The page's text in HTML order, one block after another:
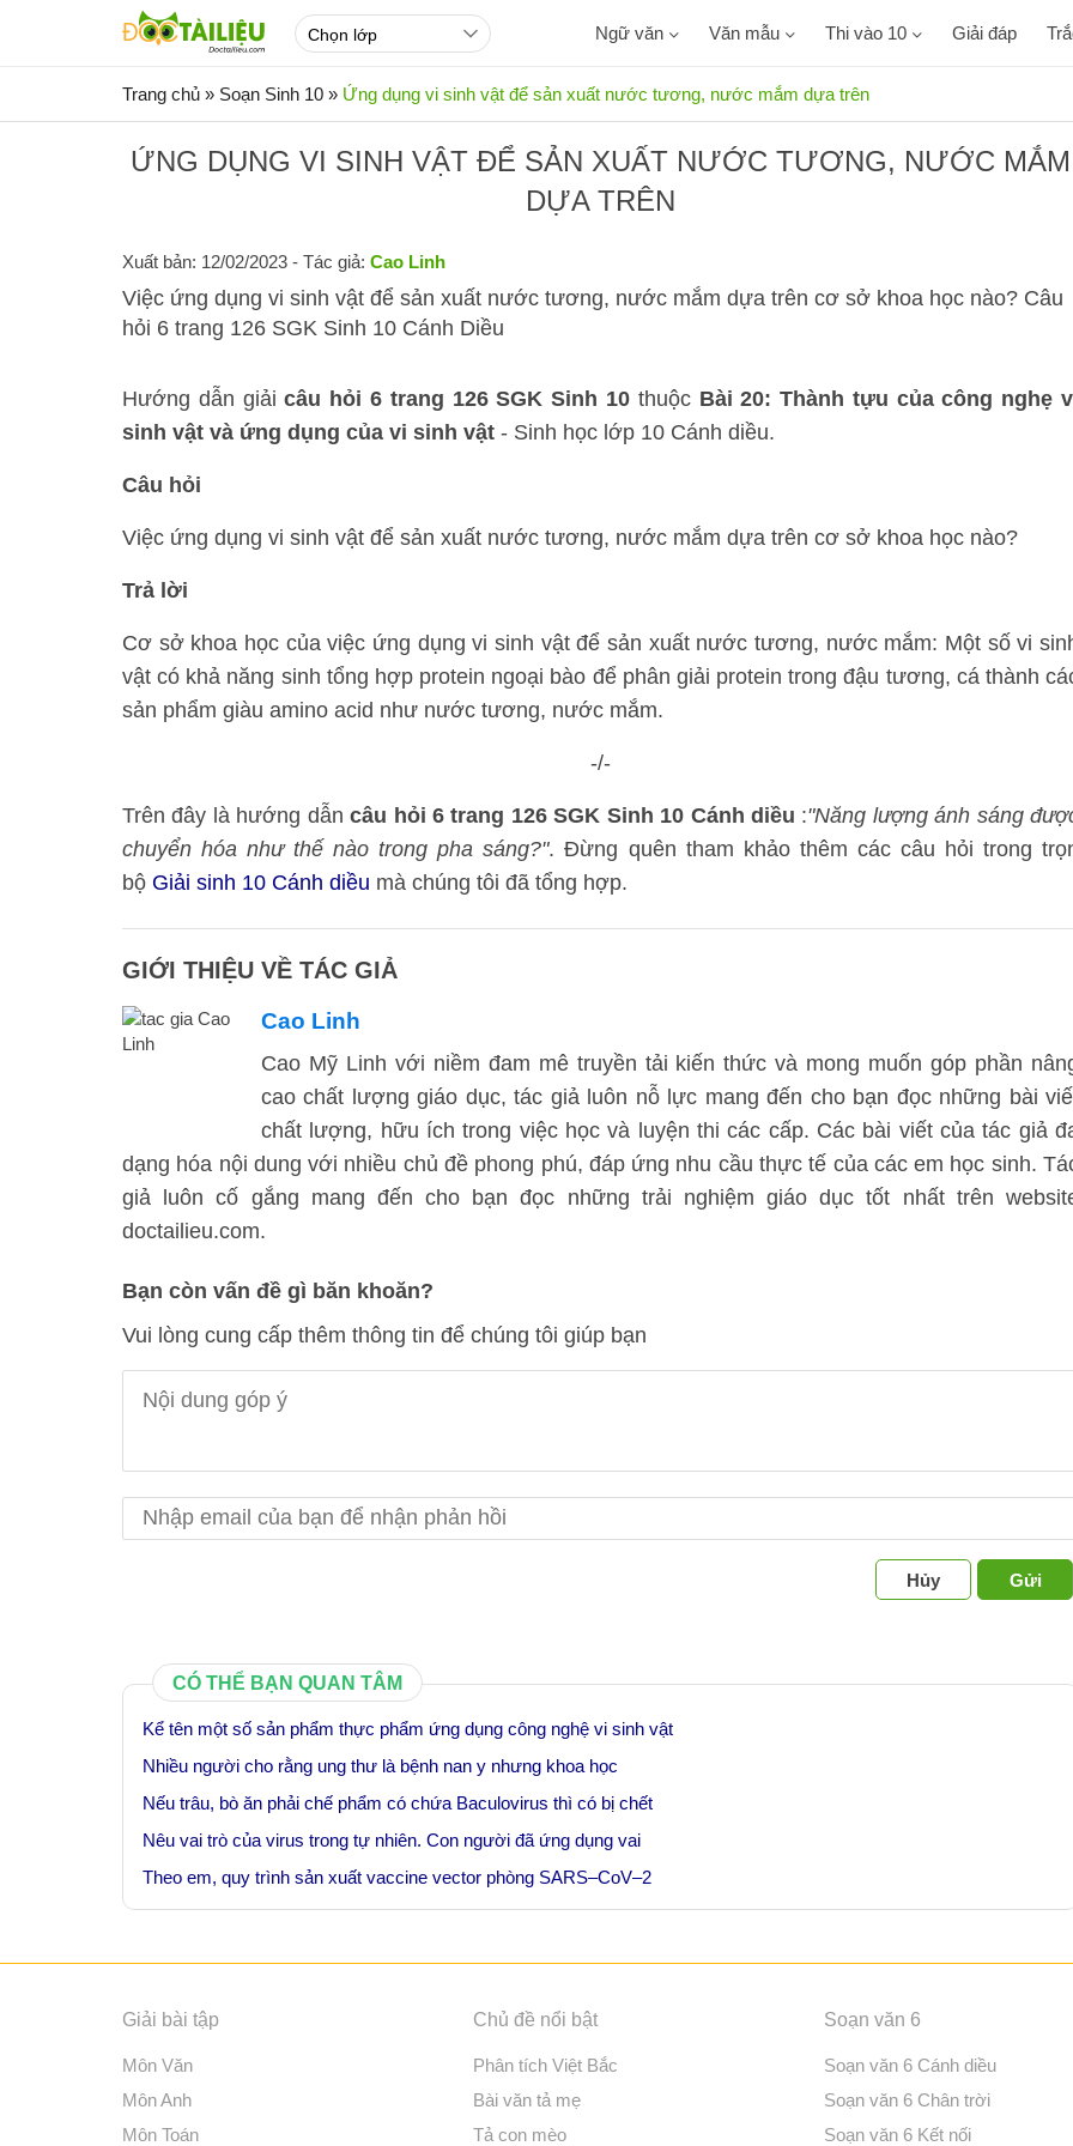
Ngữ văn Văn mẫu Thi vào 10 Giải đáp
Trang chủ » Soạn Sinh 10 » Ứng dụng vi sinh vật để sản xuất nước tương, nước mắm dựa trên
ỨNG DỤNG VI SINH VẬT ĐỂ SẢN XUẤT NƯỚC TƯƠNG, NƯỚC MẮM
DỰA TRÊN
Xuất bản: 12/02/2023 - Tác giả: Cao Linh
Việc ứng dụng vi sinh vật để sản xuất nước tương, nước mắm dựa trên cơ sở khoa học nào? Câu
hỏi 6 trang 126 SGK Sinh 10 Cánh Diều
Hướng dẫn giảicâu hỏi 6 trang 126 SGK Sinh 10thuộc Bài 20: Thành tựu của công nghẹ
sinh vật và ứng dụng của vi sinh vật - Sinh học lớp 10 Cánh diều.
Câu hỏi
Việc ứng dụng vi sinh vật để sản xuất nước tương, nước mắm dựa trên cơ sở khoa học nào?
Trả lời
Cơ sở khoa học của việc ứng dụng vi sinh vật để sản xuất nước tương, nước mắm: Một số vi
vật có khả năng sinh tổng hợp protein ngoại bào để phân giải protein trong đậu tương, cá thành
sản phẩm giàu amino acid như nước tương, nước mắm.
-/-
Trên đây là hướng dẫn câu hỏi 6 trang 126 SGK Sinh 10 Cánh diều :"Năng lượng ánh sáng
chuyển hóa như thế nào trong pha sáng?". Đừng quên tham khảo thêm các câu hỏi trong
bộ Giải sinh 10 Cánh diều mà chúng tôi đã tổng hợp.
GIỚI THIỆU VỀ TÁC GIẢ
Cao Linh
Cao Mỹ Linh với niềm đam mê truyền tải kiến thức và mong muốn góp phần
cao chất lượng giáo dục, tác giả luôn nỗ lực mang đến cho bạn đọc những bài
chất lượng, hữu ích trong việc học và luyện thi các cấp. Các bài viết của tác giả
dạng hóa nội dung với nhiều chủ đề phong phú, đáp ứng nhu cầu thực tế của các em học sinh.
giả luôn cố gắng mang đến cho bạn đọc những trải nghiệm giáo dục tốt nhất trên
doctailieu.com.
Bạn còn vấn đề gì băn khoăn?
Vui lòng cung cấp thêm thông tin để chúng tôi giúp bạn
Hủy Gửi
CÓ THỂ BẠN QUAN TÂM
Kể tên một số sản phẩm thực phẩm ứng dụng công nghệ vi sinh vật
Nhiều người cho rằng ung thư là bệnh nan y nhưng khoa học
Nếu trâu, bò ăn phải chế phẩm có chứa Baculovirus thì có bị chết
Nêu vai trò của virus trong tự nhiên. Con người đã ứng dụng vai
Theo em, quy trình sản xuất vaccine vector phòng SARS–CoV–2
Giải bài tập
Môn Văn
Môn Anh
Môn Toán
Chủ đề nổi bật
Phân tích Việt Bắc
Bài văn tả mẹ
Tả con mèo
Soạn văn 6
Soạn văn 6 Cánh diều
Soạn văn 6 Chân trời
Soạn văn 6 Kết nối